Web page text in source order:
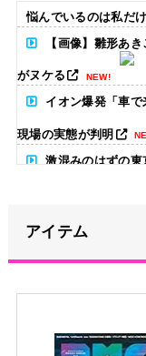
悩んでいるのは私だ
【画像】雛形あ
がヌケる NEW!
イオン爆発「車
現場の実態が判明
激混みのはずの
原菜乃華、長岡
アイテム